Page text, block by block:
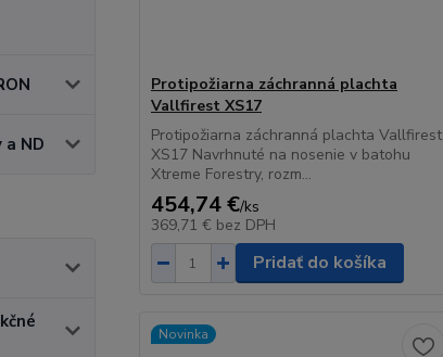
ND
Protipožiarna záchranná plachta
Vallfirest XS17
Protipožiarna záchranná plachta Vallfirest
XS17 Navrhnuté na nosenie v batohu
Xtreme Forestry, rozm...
454,74 €/ks
369,71 € bez DPH
Pridať do košíka
Novinka